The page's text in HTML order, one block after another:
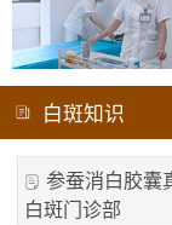
白斑知识
参蚕消白胶囊
白斑门诊部